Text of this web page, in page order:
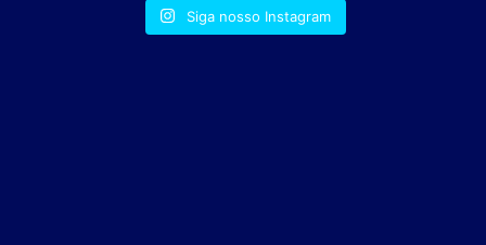
Siga nosso Instagram